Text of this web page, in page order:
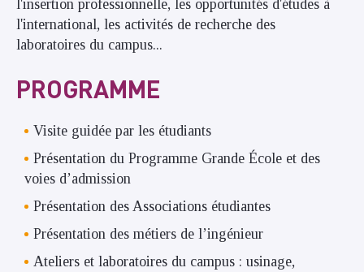
l'insertion professionnelle, les opportunités d'études à
l'international, les activités de recherche des
laboratoires du campus...
PROGRAMME
Visite guidée par les étudiants
Présentation du Programme Grande École et des
voies d’admission
Présentation des Associations étudiantes
Présentation des métiers de l’ingénieur
Ateliers et laboratoires du campus : usinage,